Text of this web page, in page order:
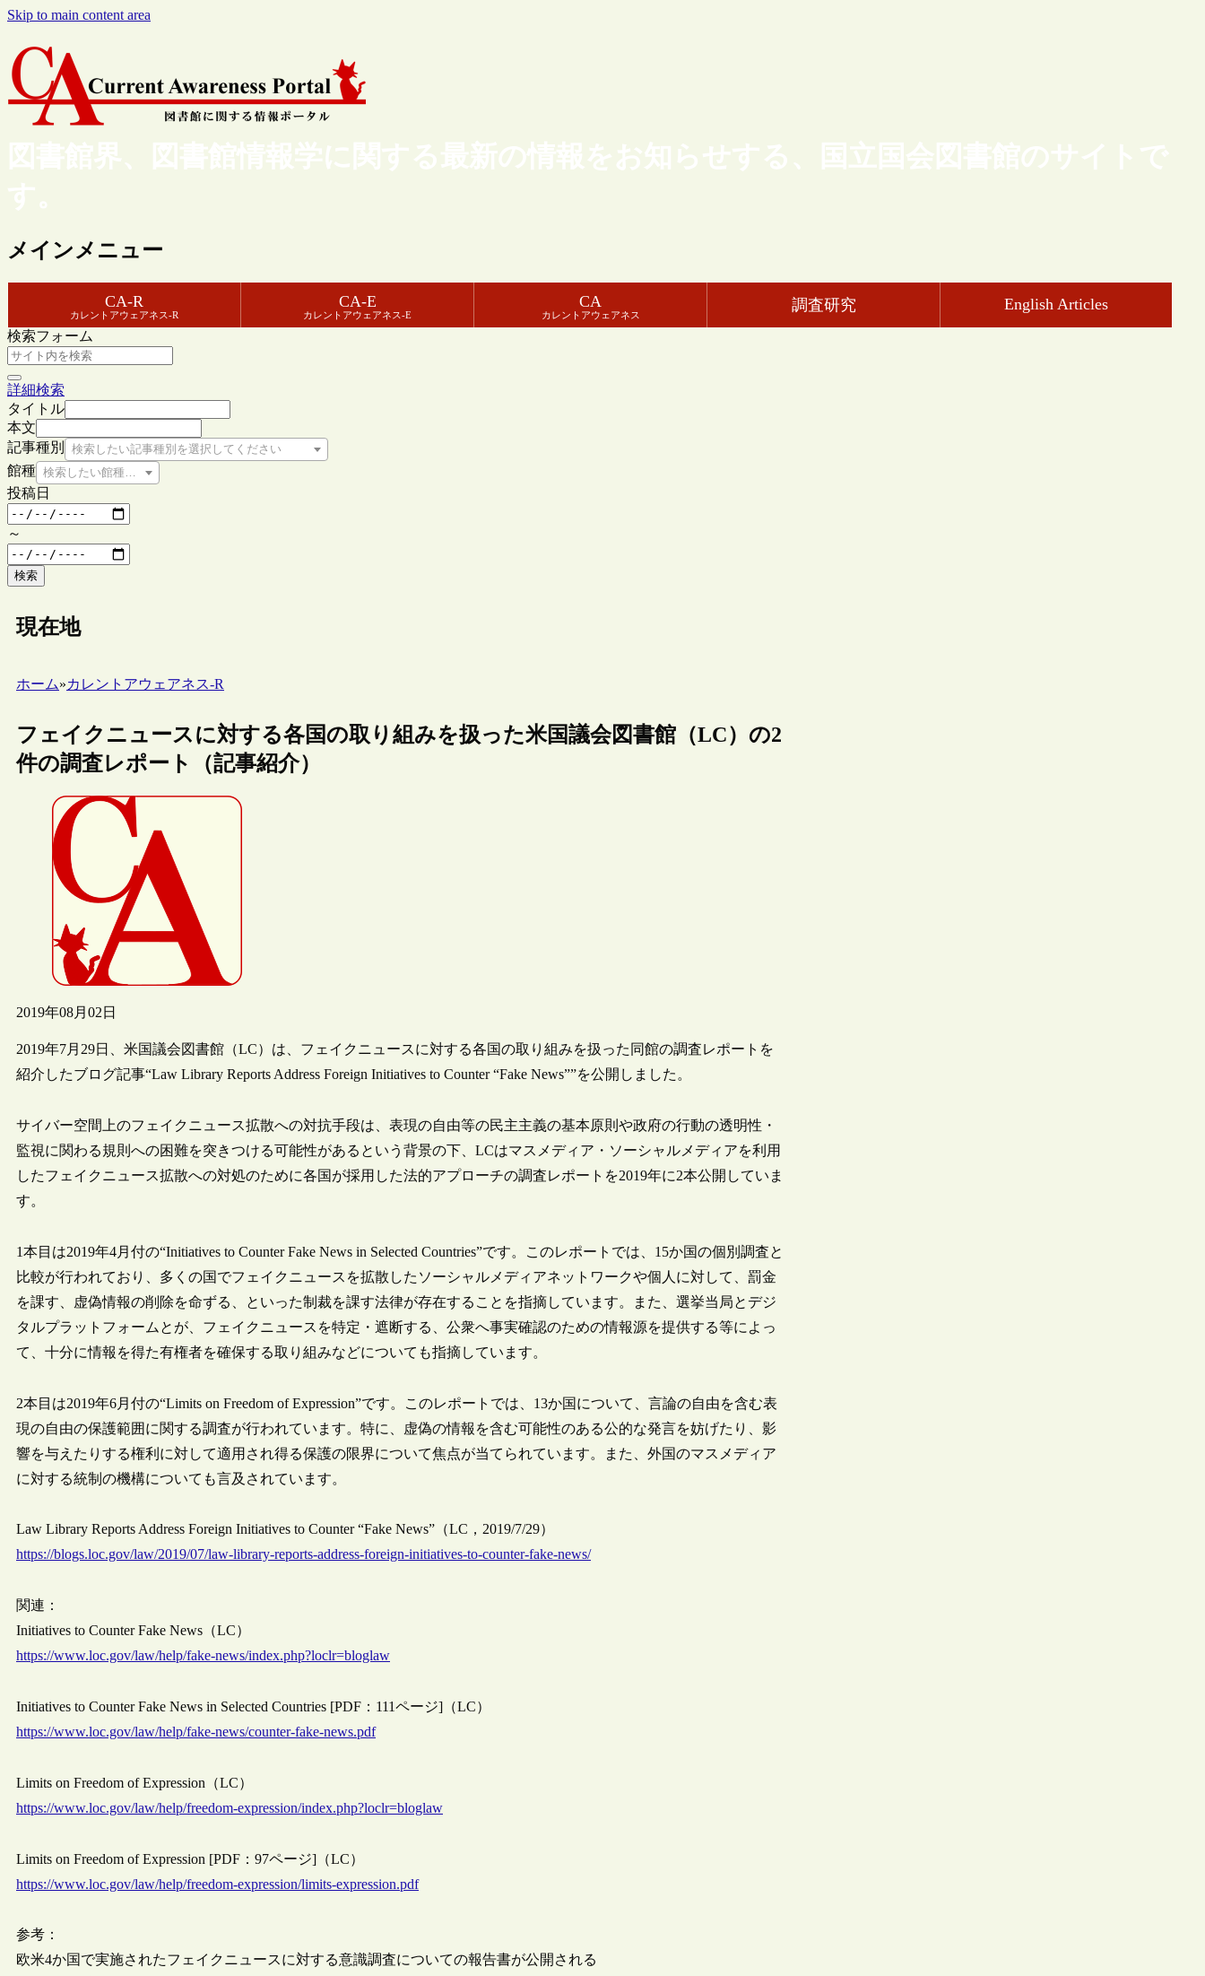
Skip to main content area
図書館界、図書館情報学に関する最新の情報をお知らせする、国立国会図書館のサイトで
す。
メインメニュー
CA-R
カレントアウェアネス-R
CA-E
カレントアウェアネス-E
CA
カレントアウェアネス
調査研究 English Articles
検索フォーム
詳細検索
タイトル
本文
記事種別
検索したい記事種別を選択してください
館種 検索したい館種を選択してください
投稿日
～
検索
現在地
ホーム»カレントアウェアネス-R
フェイクニュースに対する各国の取り組みを扱った米国議会図書館（LC）の2
件の調査レポート（記事紹介）
2019年08月02日
2019年7月29日、米国議会図書館（LC）は、フェイクニュースに対する各国の取り組みを扱った同館の調査レポートを
紹介したブログ記事“Law Library Reports Address Foreign Initiatives to Counter “Fake News””を公開しました。
サイバー空間上のフェイクニュース拡散への対抗手段は、表現の自由等の民主主義の基本原則や政府の行動の透明性・
監視に関わる規則への困難を突きつける可能性があるという背景の下、LCはマスメディア・ソーシャルメディアを利用
したフェイクニュース拡散への対処のために各国が採用した法的アプローチの調査レポートを2019年に2本公開していま
す。
1本目は2019年4月付の“Initiatives to Counter Fake News in Selected Countries”です。このレポートでは、15か国の個別調査と
比較が行われており、多くの国でフェイクニュースを拡散したソーシャルメディアネットワークや個人に対して、罰金
を課す、虚偽情報の削除を命ずる、といった制裁を課す法律が存在することを指摘しています。また、選挙当局とデジ
タルプラットフォームとが、フェイクニュースを特定・遮断する、公衆へ事実確認のための情報源を提供する等によっ
て、十分に情報を得た有権者を確保する取り組みなどについても指摘しています。
2本目は2019年6月付の“Limits on Freedom of Expression”です。このレポートでは、13か国について、言論の自由を含む表
現の自由の保護範囲に関する調査が行われています。特に、虚偽の情報を含む可能性のある公的な発言を妨げたり、影
響を与えたりする権利に対して適用され得る保護の限界について焦点が当てられています。また、外国のマスメディア
に対する統制の機構についても言及されています。
Law Library Reports Address Foreign Initiatives to Counter “Fake News”（LC，2019/7/29）
https://blogs.loc.gov/law/2019/07/law-library-reports-address-foreign-initiatives-to-counter-fake-news/
関連：
Initiatives to Counter Fake News（LC）
https://www.loc.gov/law/help/fake-news/index.php?loclr=bloglaw
Initiatives to Counter Fake News in Selected Countries [PDF：111ページ]（LC）
https://www.loc.gov/law/help/fake-news/counter-fake-news.pdf
Limits on Freedom of Expression（LC）
https://www.loc.gov/law/help/freedom-expression/index.php?loclr=bloglaw
Limits on Freedom of Expression [PDF：97ページ]（LC）
https://www.loc.gov/law/help/freedom-expression/limits-expression.pdf
参考：
欧米4か国で実施されたフェイクニュースに対する意識調査についての報告書が公開される